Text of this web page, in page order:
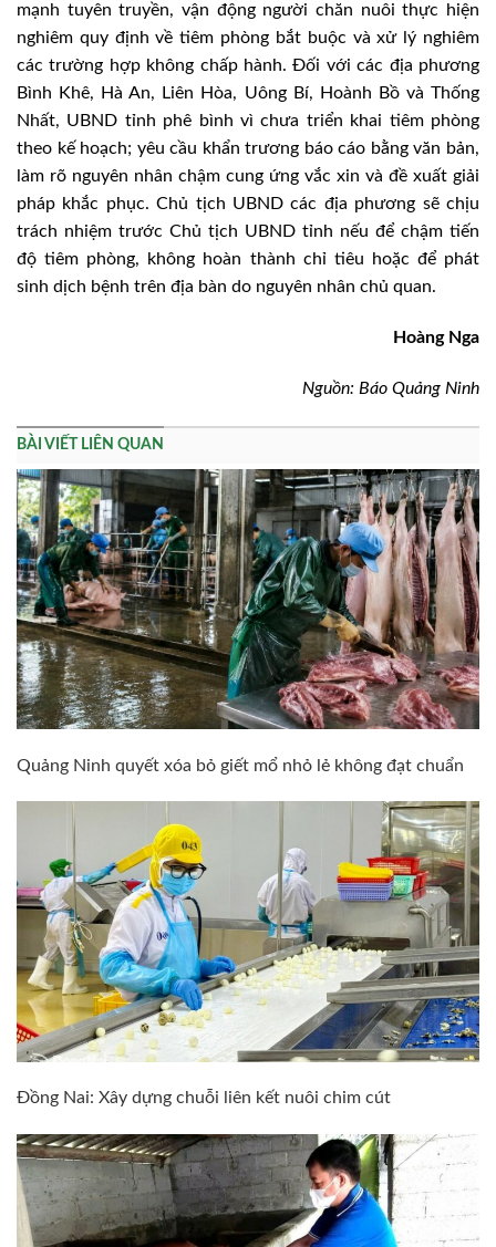
mạnh tuyên truyền, vận động người chăn nuôi thực hiện
nghiêm quy định về tiêm phòng bắt buộc và xử lý nghiêm
các trường hợp không chấp hành. Đối với các địa phương
Bình Khê, Hà An, Liên Hòa, Uông Bí, Hoành Bồ và Thống
Nhất, UBND tỉnh phê bình vì chưa triển khai tiêm phòng
theo kế hoạch; yêu cầu khẩn trương báo cáo bằng văn bản,
làm rõ nguyên nhân chậm cung ứng vắc xin và đề xuất giải
pháp khắc phục. Chủ tịch UBND các địa phương sẽ chịu
trách nhiệm trước Chủ tịch UBND tỉnh nếu để chậm tiến
độ tiêm phòng, không hoàn thành chỉ tiêu hoặc để phát
sinh dịch bệnh trên địa bàn do nguyên nhân chủ quan.
Hoàng Nga
Nguồn: Báo Quảng Ninh
BÀI VIẾT LIÊN QUAN
Quảng Ninh quyết xóa bỏ giết mổ nhỏ lẻ không đạt chuẩn
Đồng Nai: Xây dựng chuỗi liên kết nuôi chim cút